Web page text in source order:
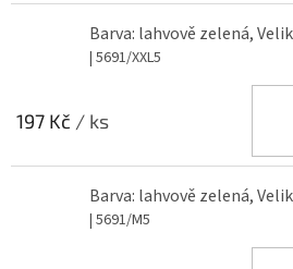
Barva: lahvově zelená,
| 5691/XXL5
197 Kč / ks
Barva: lahvově zelená,
| 5691/M5